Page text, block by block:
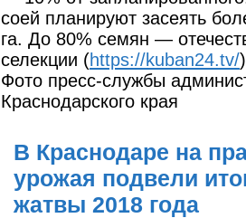
соей планируют засеять
га. До 80% семян —
селекции (https://kuban24.tv/)
Фото пресс-службы
Краснодарского края
В Краснодаре на
урожая подвели
жатвы 2018 года